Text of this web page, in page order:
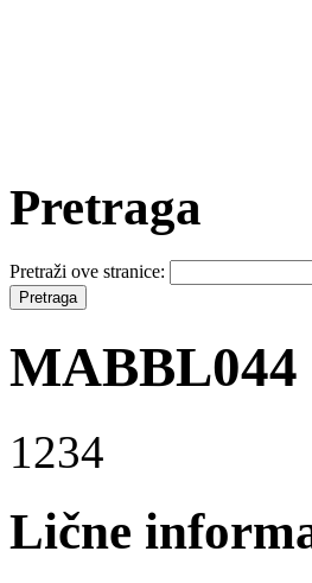
Pretraga
Pretraži ove stranice:
MABBL044
1234
Lične